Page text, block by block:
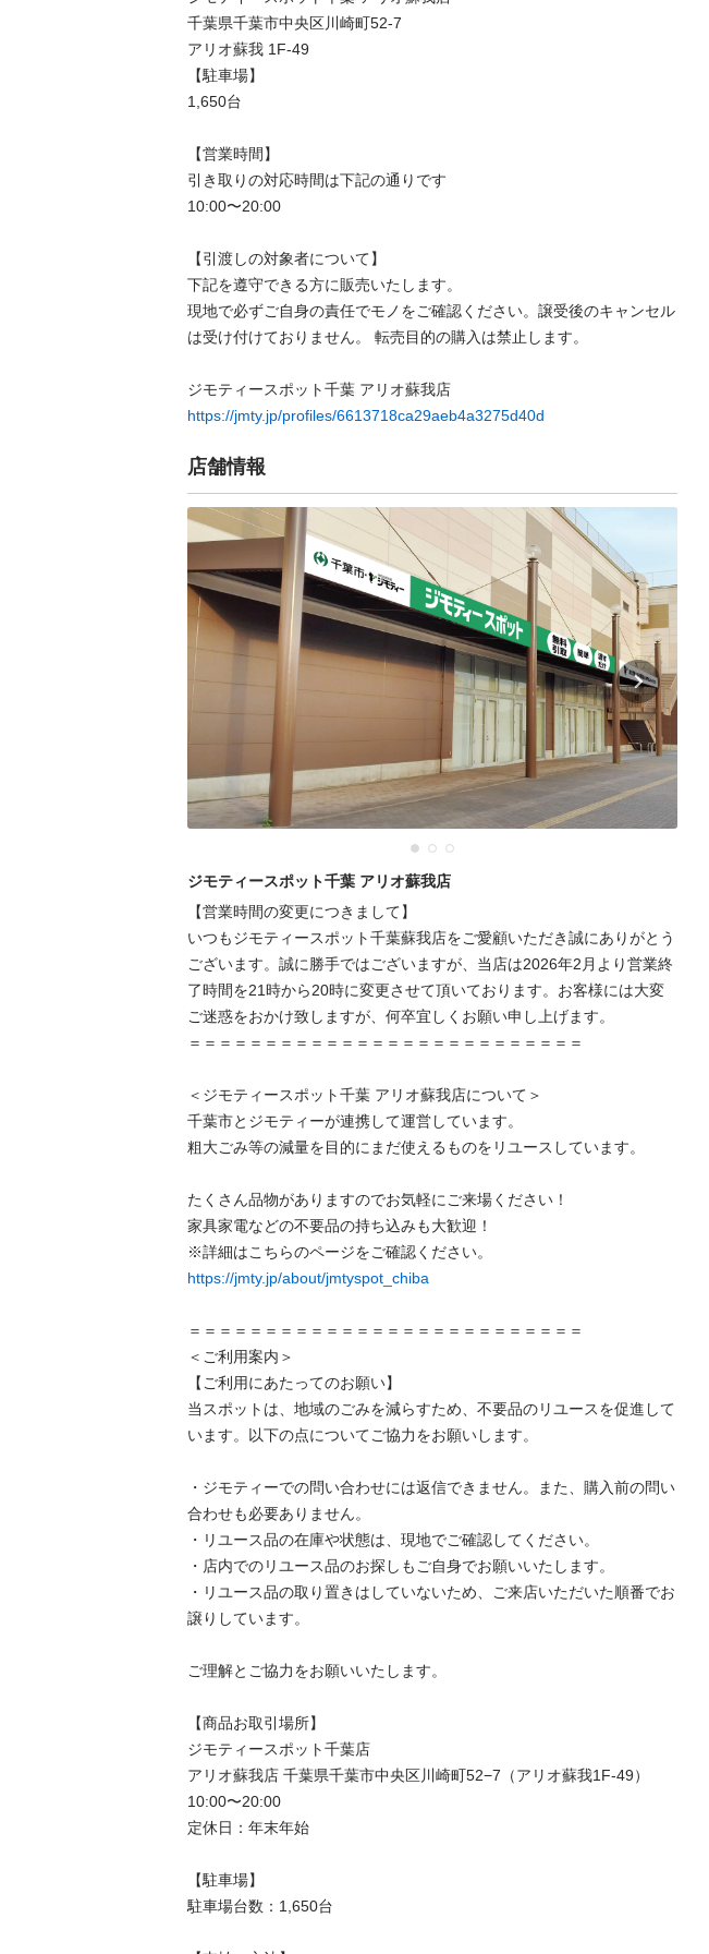
千葉県千葉市中央区川崎町52-7
アリオ蘇我 1F-49
【駐⾞場】
1,650台
【営業時間】
引き取りの対応時間は下記の通りです
10:00〜20:00
【引渡しの対象者について】
下記を遵守できる⽅に販売いたします。
現地で必ずご⾃⾝の責任でモノをご確認ください。譲受後のキャンセル
は受け付けておりません。 転売⽬的の購⼊は禁⽌します。
https://jmty.jp/profiles/6613718ca29aeb4a3275d40d
店舗情報
ジモティースポット千葉 アリオ蘇我店
【営業時間の変更につきまして】
いつもジモティースポット千葉蘇我店をご愛顧いただき誠にありがとう
ございます。誠に勝手ではございますが、当店は2026年2月より営業終
了時間を21時から20時に変更させて頂いております。お客様には大変
ご迷惑をおかけ致しますが、何卒宜しくお願い申し上げます。
＝＝＝＝＝＝＝＝＝＝＝＝＝＝＝＝＝＝＝＝＝＝＝＝＝＝
＜ジモティースポット千葉 アリオ蘇我店について＞
千葉市とジモティーが連携して運営しています。
粗⼤ごみ等の減量を⽬的にまだ使えるものをリユースしています。
たくさん品物がありますのでお気軽にご来場ください！
家具家電などの不要品の持ち込みも大歓迎！
https://jmty.jp/about/jmtyspot_chiba
＝＝＝＝＝＝＝＝＝＝＝＝＝＝＝＝＝＝＝＝＝＝＝＝＝＝
＜ご利用案内＞
【ご利用にあたってのお願い】
当スポットは、地域のごみを減らすため、不要品のリユースを促進して
います。以下の点についてご協力をお願いします。
・ジモティーでの問い合わせには返信できません。また、購入前の問い
合わせも必要ありません。
・リユース品の在庫や状態は、現地でご確認してください。
・店内でのリユース品のお探しもご自身でお願いいたします。
・リユース品の取り置きはしていないため、ご来店いただいた順番でお
譲りしています。
ご理解とご協力をお願いいたします。
【商品お取引場所】
ジモティースポット千葉店
アリオ蘇我店 千葉県千葉市中央区川崎町52−7（アリオ蘇我1F-49）
10:00〜20:00
定休日：年末年始
【駐⾞場】
駐車場台数：1,650台